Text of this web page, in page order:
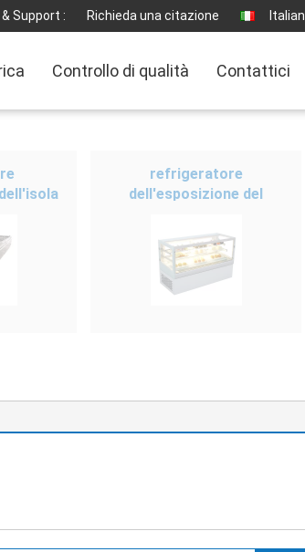
Support : Richieda una citazione Italian
Controllo di qualità Contattici
refrigeratore
dell'esposizione del